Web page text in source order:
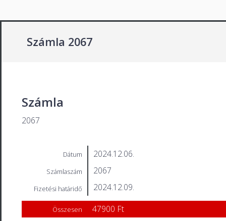
Számla 2067
Számla
2067
Dátum 2024.12.06.
Számlaszám 2067
Fizetési határidő 2024.12.09.
Összesen 47900 Ft